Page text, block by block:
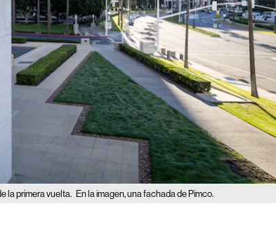
la primera vuelta. En la imagen, una fachada de Pimco.